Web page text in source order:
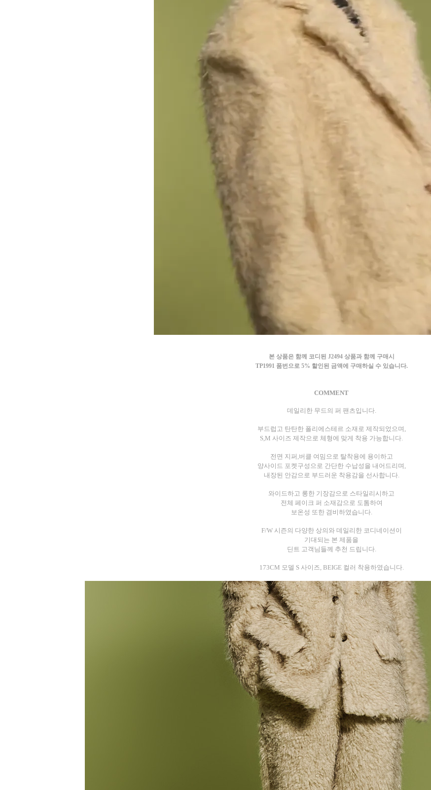
본 상품은 함께 코디된 J2494 상품과 함께 구매시
TP1991 품번으로 5% 할인된 금액에 구매하실 수 있습니다.
COMMENT
데일리한 무드의 퍼 팬츠입니다.
부드럽고 탄탄한 폴리에스테르 소재로 제작되었으며,
S,M 사이즈 제작으로 체형에 맞게 착용 가능합니다.
전면 지퍼,버클 여밈으로 탈착용에 용이하고
양사이드 포켓구성으로 간단한 수납성을 내어드리며,
내장된 안감으로 부드러운 착용감을 선사합니다.
와이드하고 롱한 기장감으로 스타일리시하고
전체 페이크 퍼 소재감으로 도톰하여
보온성 또한 겸비하였습니다.
F/W 시즌의 다양한 상의와 데일리한 코디네이션이
기대되는 본 제품을
딘트 고객님들께 추천 드립니다.
173CM 모델 S 사이즈, BEIGE 컬러 착용하였습니다.